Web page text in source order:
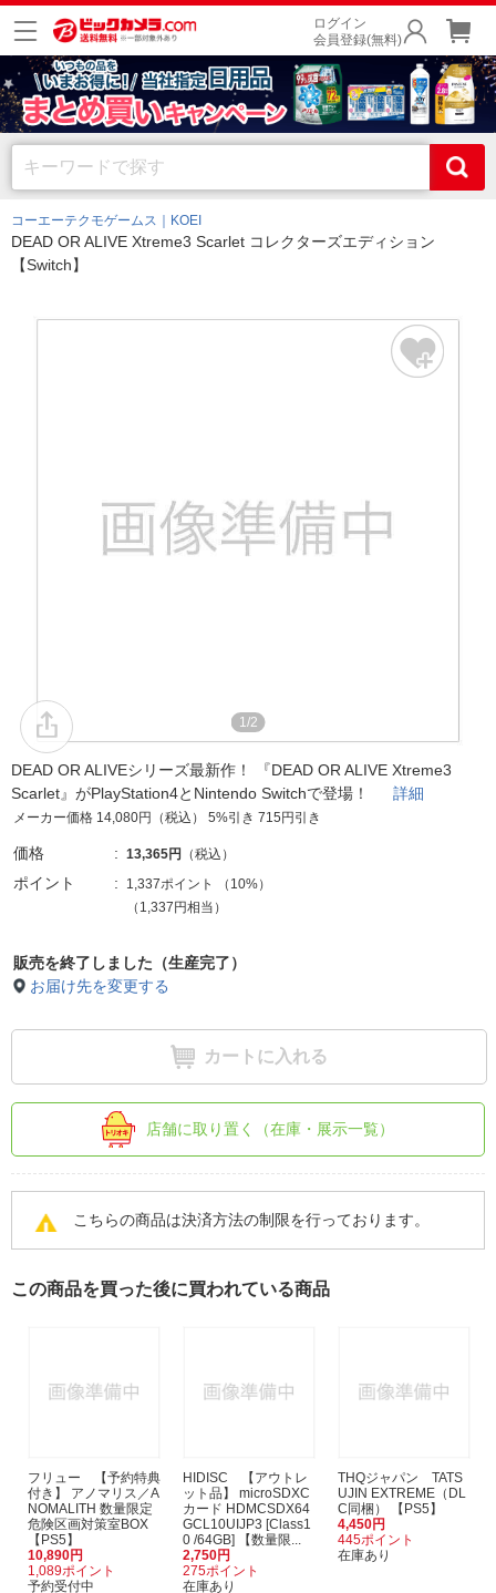
ログイン
会員登録(無料)
コーエーテクモゲームス｜KOEI
DEAD OR ALIVE Xtreme3 Scarlet コレクターズエディション
【Switch】
1/2
DEAD OR ALIVEシリーズ最新作！ 『DEAD OR ALIVE Xtreme3
Scarlet』がPlayStation4とNintendo Switchで登場！ 詳細
メーカー価格 14,080円（税込） 5%引き 715円引き
価格 13,365円 （税込）
ポイント 1,337ポイント （ 10%）
（1,337円相当）
販売を終了しました（生産完了）
お届け先を変更する
カートに入れる
店舗に取り置く（在庫・展示一覧）
こちらの商品は決済方法の制限を行っております。
この商品を買った後に買われている商品
フリュー 【予約特典
付き】 アノマリス／A
NOMALITH 数量限定
危険区画対策室BOX
【PS5】
10,890円
1,089ポイント
予約受付中
HIDISC 【アウトレ
ット品】 microSDXC
カード HDMCSDX64
GCL10UIJP3 [Class1
0 /64GB] 【数量限...
2,750円
275ポイント
在庫あり
THQジャパン TATS
UJIN EXTREME（DL
C同梱） 【PS5】
4,450円
445ポイント
在庫あり